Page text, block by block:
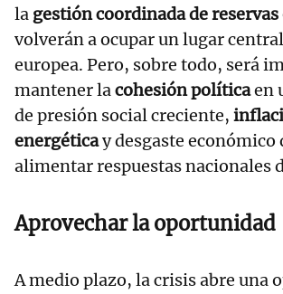
la gestión coordinada de
volverán a ocupar un lugar
europea. Pero, sobre todo, será
mantener lacohesión políticaen
de presión social creciente,
energéticay desgaste económico
alimentar respuestas nacionales
Aprovechar la oportunidad
A medio plazo, la crisis abre una